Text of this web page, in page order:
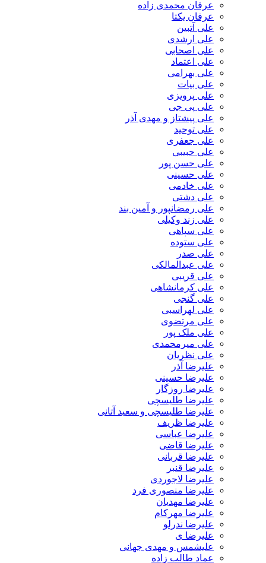
عرفان محمدی زاده
عرفان یکتا
علی آتبین
علی ارشدی
علی اصحابی
علی اعتماد
علی بهرامی
علی بیات
علی پرویزی
علی پی جی
علی پیشتاز و مهدی آذر
علی توحید
علی جعفری
علی حبیبی
علی حسن پور
علی حسینی
علی خادمی
علی دشتی
علی رمضانپور و آمین بند
علی زند وکیلی
علی سپاهی
علی ستوده
علی صدر
علی عبدالمالکی
علی قریبی
علی کرمانشاهی
علی گنجی
علی لهراسبی
علی مرتضوی
علی ملک پور
علی میرمحمدی
علی نظریان
علیرضا آذر
علیرضا حسینی
علیرضا روزگار
علیرضا طلیسچی
علیرضا طلیسچی و سعید آتانی
علیرضا ظریف
علیرضا عباسی
علیرضا قاضی
علیرضا قربانی
علیرضا قنبر
علیرضا لاجوردی
علیرضا منصوری فرد
علیرضا مهدیان
علیرضا مهرکام
علیرضا ندرلو
علیرضا ی
علیشمس و مهدی جهانی
عماد طالب زاده